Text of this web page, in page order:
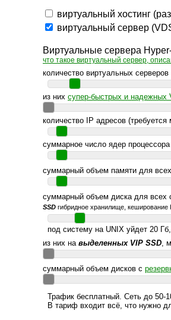
виртуальный хостинг
виртуальный сервер
Виртуальные сервера
что такое виртуальный сервер,
количество виртуальных серверов
из них супер-быстрых и надежных
количество IP адресов
суммарное число ядер
суммарный объем памяти для
суммарный объем диска для всех
SSD гибридное хранилище, кеширование
под систему на UNIX уйдет 20
из них на выделенных VIP SSD,
суммарный объем дисков с
Трафик бесплатный. Сеть до 50-
В тариф входит всё, что нужно